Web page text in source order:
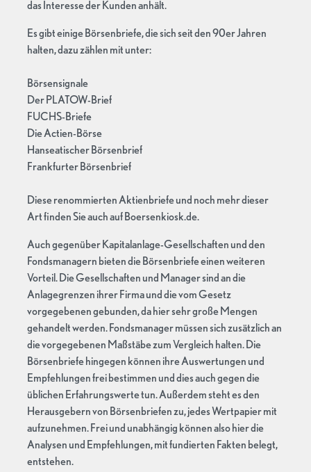
das Interesse der Kunden anhält.
Es gibt einige Börsenbriefe, die sich seit den 90er Jahren
halten, dazu zählen mit unter:
Börsensignale
Der PLATOW-Brief
FUCHS-Briefe
Die Actien-Börse
Hanseatischer Börsenbrief
Frankfurter Börsenbrief
Diese renommierten Aktienbriefe und noch mehr dieser
Art finden Sie auch auf Boersenkiosk.de.
Auch gegenüber Kapitalanlage-Gesellschaften und den
Fondsmanagern bieten die Börsenbriefe einen weiteren
Vorteil. Die Gesellschaften und Manager sind an die
Anlagegrenzen ihrer Firma und die vom Gesetz
vorgegebenen gebunden, da hier sehr große Mengen
gehandelt werden. Fondsmanager müssen sich zusätzlich an
die vorgegebenen Maßstäbe zum Vergleich halten. Die
Börsenbriefe hingegen können ihre Auswertungen und
Empfehlungen frei bestimmen und dies auch gegen die
üblichen Erfahrungswerte tun. Außerdem steht es den
Herausgebern von Börsenbriefen zu, jedes Wertpapier mit
aufzunehmen. Frei und unabhängig können also hier die
Analysen und Empfehlungen, mit fundierten Fakten belegt,
entstehen.